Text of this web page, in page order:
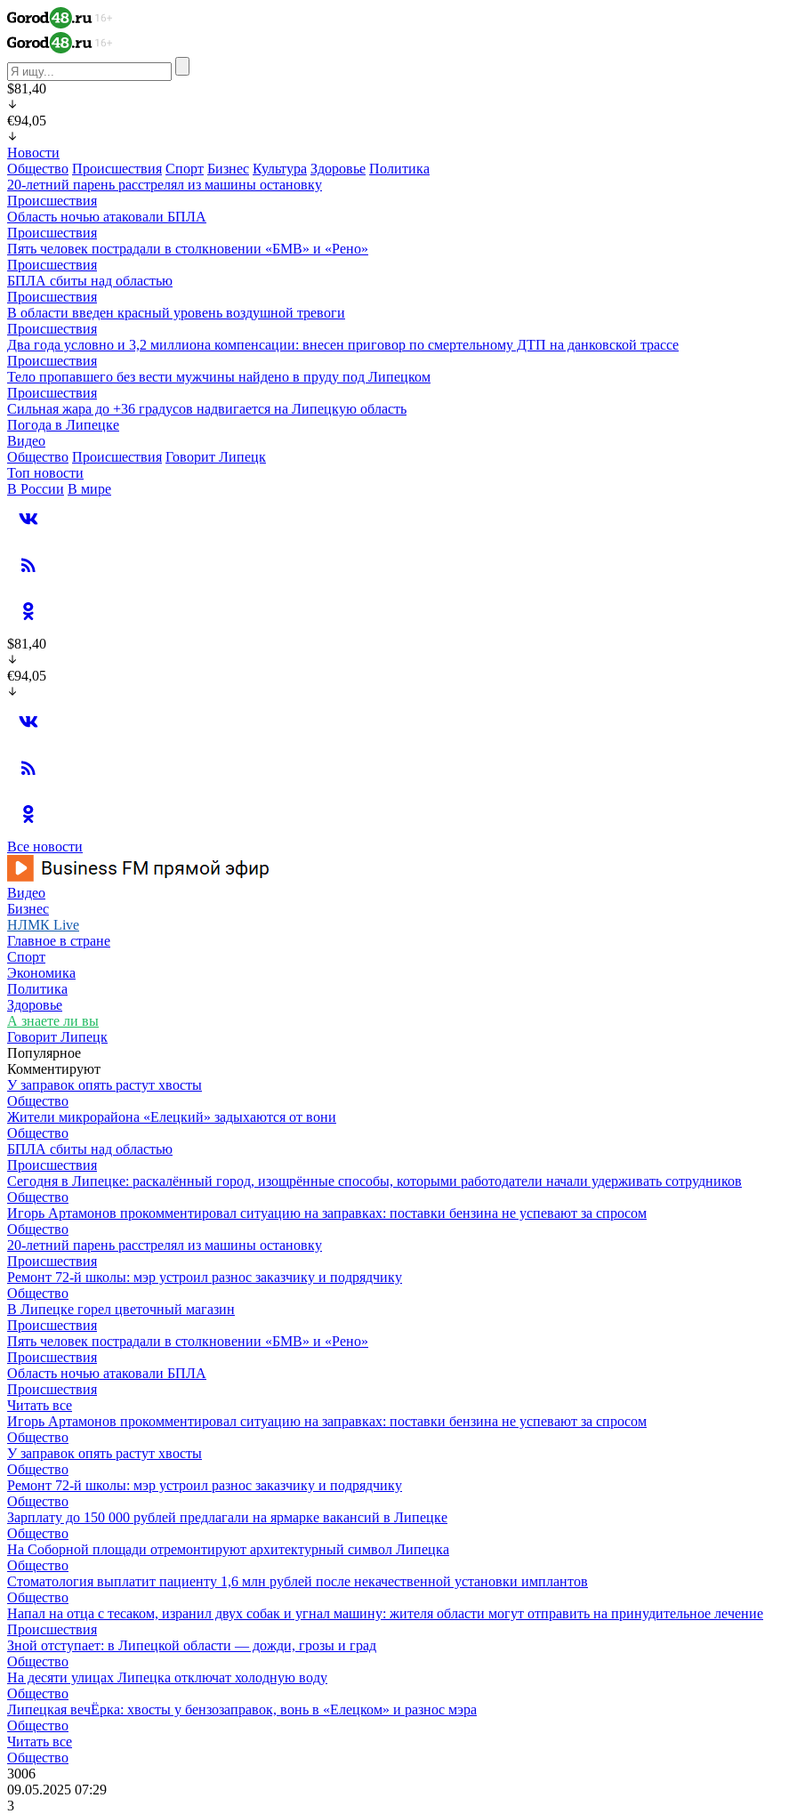
$81,40
€94,05
Новости
Общество Происшествия Спорт Бизнес Культура Здоровье Политика
20-летний парень расстрелял из машины остановку
Происшествия
Область ночью атаковали БПЛА
Происшествия
Пять человек пострадали в столкновении «БМВ» и «Рено»
Происшествия
БПЛА сбиты над областью
Происшествия
В области введен красный уровень воздушной тревоги
Происшествия
Два года условно и 3,2 миллиона компенсации: внесен приговор по смертельному ДТП на данковской трассе
Происшествия
Тело пропавшего без вести мужчины найдено в пруду под Липецком
Происшествия
Сильная жара до +36 градусов надвигается на Липецкую область
Погода в Липецке
Видео
Общество Происшествия Говорит Липецк
Топ новости
В России В мире
$81,40
€94,05
Все новости
Видео
Бизнес
НЛМК Live
Главное в стране
Спорт
Экономика
Политика
Здоровье
А знаете ли вы
Говорит Липецк
Популярное
Комментируют
У заправок опять растут хвосты
Общество
Жители микрорайона «Елецкий» задыхаются от вони
Общество
БПЛА сбиты над областью
Происшествия
Сегодня в Липецке: раскалённый город, изощрённые способы, которыми работодатели начали удерживать сотрудников
Общество
Игорь Артамонов прокомментировал ситуацию на заправках: поставки бензина не успевают за спросом
Общество
20-летний парень расстрелял из машины остановку
Происшествия
Ремонт 72‑й школы: мэр устроил разнос заказчику и подрядчику
Общество
В Липецке горел цветочный магазин
Происшествия
Пять человек пострадали в столкновении «БМВ» и «Рено»
Происшествия
Область ночью атаковали БПЛА
Происшествия
Читать все
Игорь Артамонов прокомментировал ситуацию на заправках: поставки бензина не успевают за спросом
Общество
У заправок опять растут хвосты
Общество
Ремонт 72‑й школы: мэр устроил разнос заказчику и подрядчику
Общество
Зарплату до 150 000 рублей предлагали на ярмарке вакансий в Липецке
Общество
На Соборной площади отремонтируют архитектурный символ Липецка
Общество
Стоматология выплатит пациенту 1,6 млн рублей после некачественной установки имплантов
Общество
Напал на отца с тесаком, изранил двух собак и угнал машину: жителя области могут отправить на принудительное лечение
Происшествия
Зной отступает: в Липецкой области — дожди, грозы и град
Общество
На десяти улицах Липецка отключат холодную воду
Общество
Липецкая вечЁрка: хвосты у бензозаправок, вонь в «Елецком» и разнос мэра
Общество
Читать все
Общество
3006
09.05.2025 07:29
3